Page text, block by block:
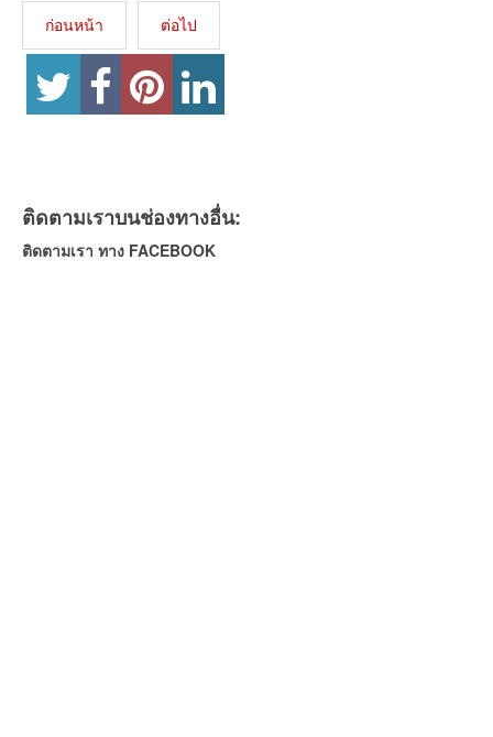
ก่อนหน้า ต่อไป
ติดตามเราบนช่องทางอื่น:
ติดตามเรา ทาง FACEBOOK